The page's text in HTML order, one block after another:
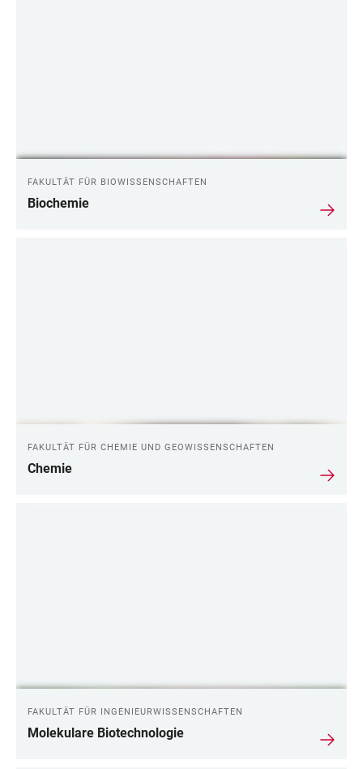
FAKULTÄT FÜR BIOWISSENSCHAFTEN
Biochemie
FAKULTÄT FÜR CHEMIE UND GEOWISSENSCHAFTEN
Chemie
FAKULTÄT FÜR INGENIEURWISSENSCHAFTEN
Molekulare Biotechnologie